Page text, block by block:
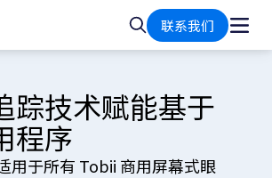
搜
索
联系我们
踪技术赋能基于
程序
用于所有 Tobii 商用屏幕式眼